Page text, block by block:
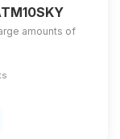
amounts of